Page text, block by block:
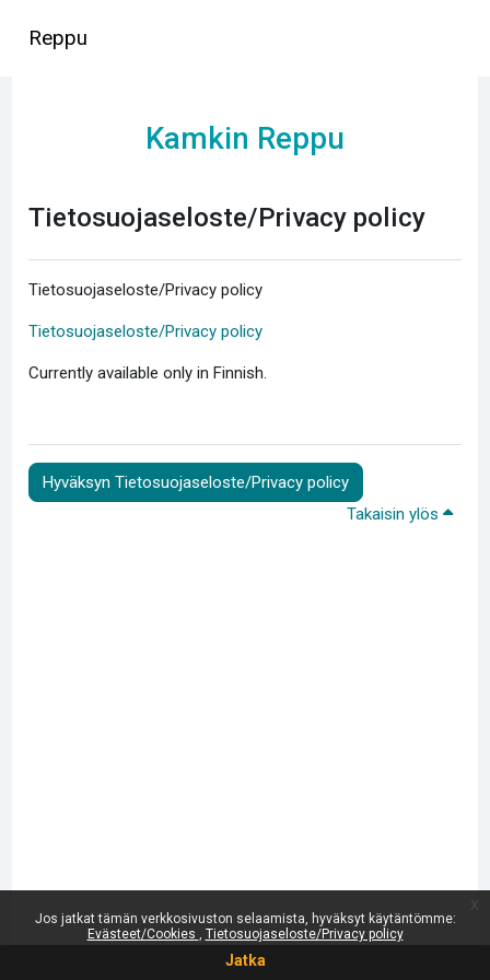
Jos jatkat tämän verkkosivuston selaamista, hyväksyt käytäntömme:
Evästeet/Cookies
Tietosuojaseloste/Privacy policy
Jatka
Reppu
Kamkin Reppu
Tietosuojaseloste/Privacy policy
Tietosuojaseloste/Privacy policy
Tietosuojaseloste/Privacy policy
Currently available only in Finnish.
Hyväksyn Tietosuojaseloste/Privacy policy
Takaisin ylös